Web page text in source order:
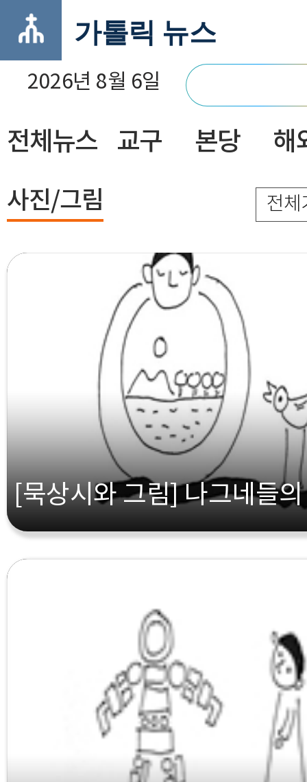
가톨릭 뉴스
2026년 8월 6일
닫기
전체뉴스 교구 본당 해
사진/그림 전체
[묵상시와 그림] 나그네들